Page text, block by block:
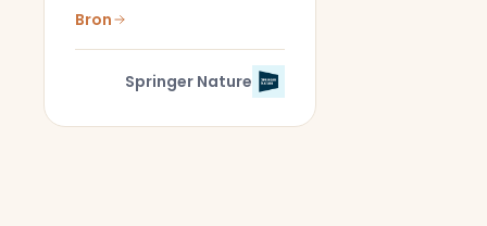
Bron
Springer Nature